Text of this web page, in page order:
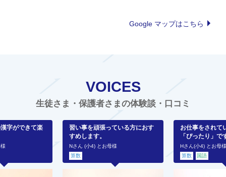
Google マップはこちら
VOICES
生徒さま・保護者さまの体験談・口コミ
字ができて楽
習い事を頑張っている方におす
すめします。
Nさん (小4) とお母様
算数
お仕事をされて
「ぴったり」で
Hさん(小4) とお母
算数
国語